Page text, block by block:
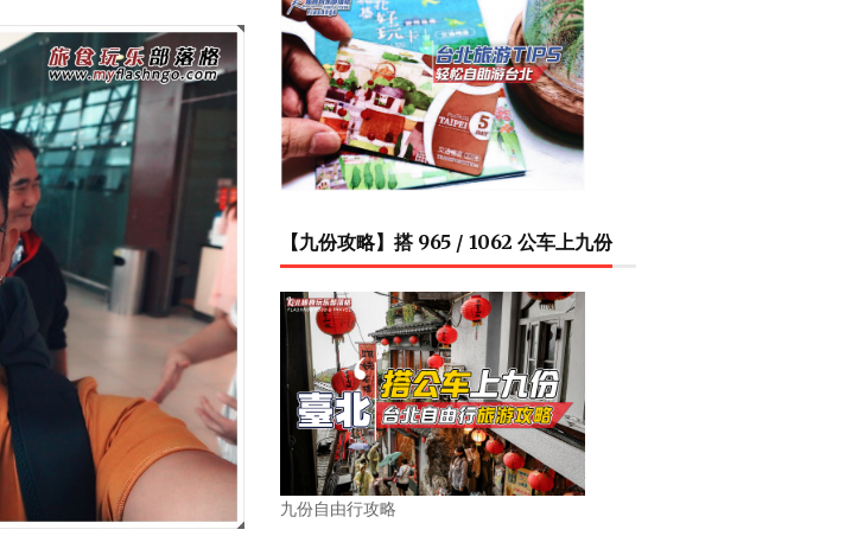
【九份攻略】搭 965 / 1062 公车上九份
九份自由行攻略